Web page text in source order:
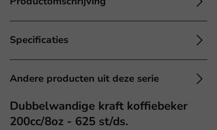
Specificaties
Andere producten uit deze serie
Dubbelwandige kraft koffiebeker
200cc/8oz - 625 st/ds.